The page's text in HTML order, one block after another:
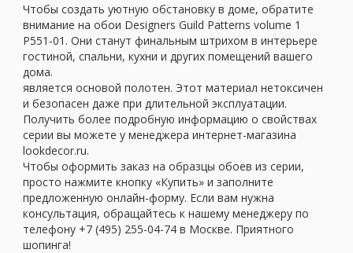
Чтобы создать уютную обстановку в доме, обратите
внимание на обои Designers Guild Patterns volume 1
P551-01. Они станут финальным штрихом в интерьере
гостиной, спальни, кухни и других помещений вашего
дома.
является основой полотен. Этот материал нетоксичен
и безопасен даже при длительной эксплуатации.
Получить более подробную информацию о свойствах
серии вы можете у менеджера интернет-магазина
lookdecor.ru.
Чтобы оформить заказ на образцы обоев из серии,
просто нажмите кнопку «Купить» и заполните
предложенную онлайн-форму. Если вам нужна
консультация, обращайтесь к нашему менеджеру по
телефону +7 (495) 255-04-74 в Москве. Приятного
шопинга!